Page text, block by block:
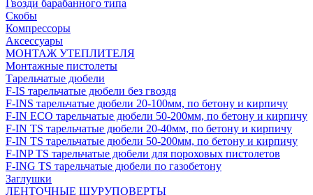
Гвозди барабанного типа
Скобы
Компрессоры
Аксессуары
МОНТАЖ УТЕПЛИТЕЛЯ
Монтажные пистолеты
Тарельчатые дюбели
F-IS тарельчатые дюбели без гвоздя
F-INS тарельчатые дюбели 20-100мм, по бетону и кирпичу
F-IN ECO тарельчатые дюбели 50-200мм, по бетону и кирпичу
F-IN TS тарельчатые дюбели 20-40мм, по бетону и кирпичу
F-IN TS тарельчатые дюбели 50-200мм, по бетону и кирпичу
F-INP TS тарельчатые дюбели для пороховых пистолетов
F-ING TS тарельчатые дюбели по газобетону
Заглушки
ЛЕНТОЧНЫЕ ШУРУПОВЕРТЫ